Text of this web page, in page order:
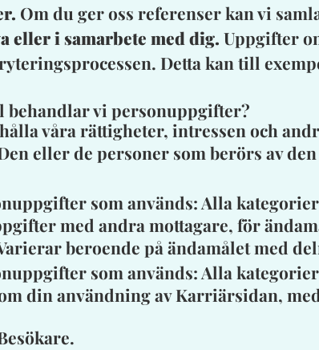
Om du ger oss referenser kan vi
eller i samarbete med dig. Uppgifter
Detta kan till
behandlar vi personuppgifter?
våra rättigheter, intressen och
eller de personer som berörs av
som används: Alla
med andra mottagare, för
beroende på ändamålet med
som används: Alla
din användning av Karriärsidan,